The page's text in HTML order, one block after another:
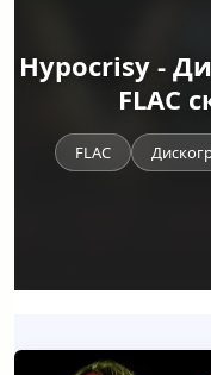
Hypocrisy -
FLAC
FLAC